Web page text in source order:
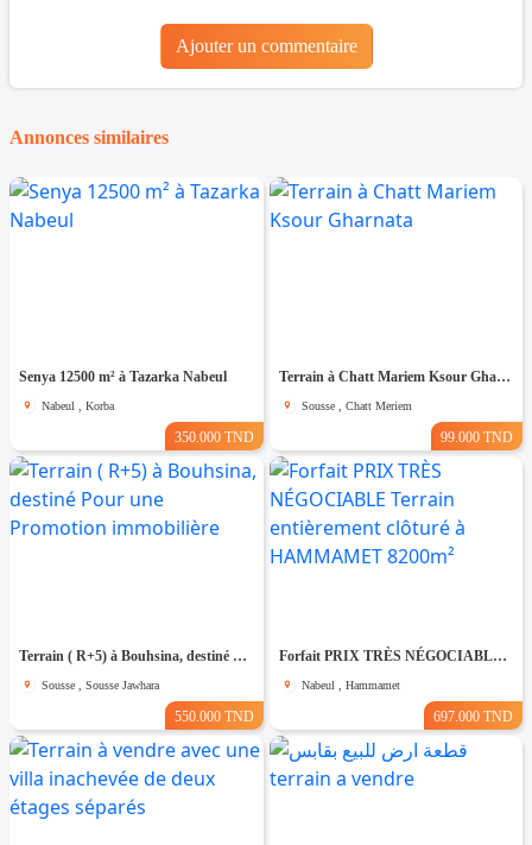
Ajouter un commentaire
Annonces similaires
Senya 12500 m² à Tazarka Nabeul
Nabeul , Korba
350.000 TND
Terrain à Chatt Mariem Ksour Gharnata
Sousse , Chatt Meriem
99.000 TND
Terrain ( R+5) à Bouhsina, destiné Pour une Promotion immobilière
Sousse , Sousse Jawhara
550.000 TND
Forfait PRIX TRÈS NÉGOCIABLE Terrain entièrement clôturé à HAMMAMET 8200m²
Nabeul , Hammamet
697.000 TND